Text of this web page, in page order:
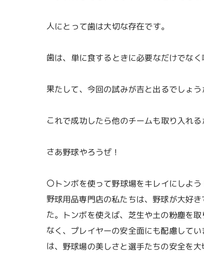
人にとって歯は大切な存在です。
歯は、単に食するときに必要なだけでな
果たして、今回の試みが吉と出るでしょう
これで成功したら他のチームも取り入れる
さあ野球やろうぜ！
〇トンボを使って野球場をキレイにしよう
野球用品専門店の私たちは、野球が大好
た。トンボを使えば、芝生や土の粉塵を
なく、プレイヤーの安全面にも配慮して
は、野球場の美しさと選手たちの安全を